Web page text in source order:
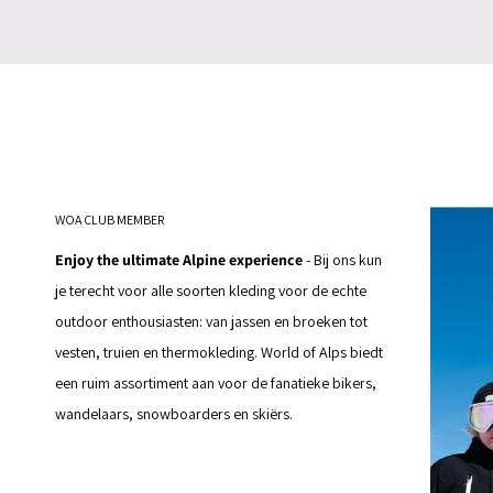
WOA CLUB MEMBER
Enjoy the ultimate Alpine experience- Bij ons kun
je terecht voor alle soorten kleding voor de echte
outdoor enthousiasten: van jassen en broeken tot
vesten, truien en thermokleding. World of Alps biedt
een ruim assortiment aan voor de fanatieke bikers,
wandelaars, snowboarders en skiërs.